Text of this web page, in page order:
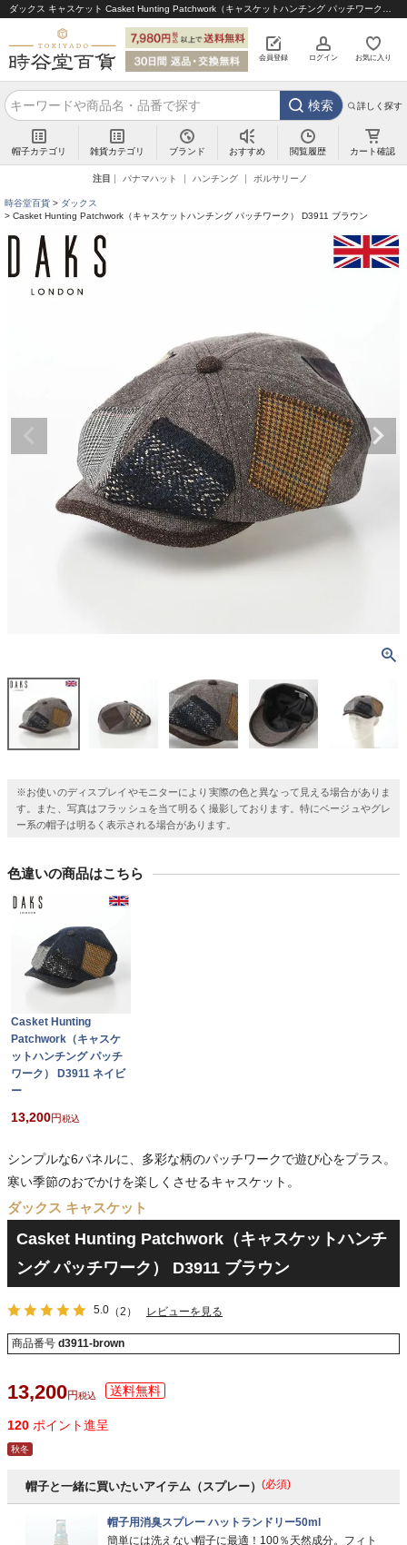
会員登録 ログイン お気に入り
検索 詳しく探す
帽子カテゴリ 雑貨カテゴリ ブランド おすすめ 閲覧履歴 カート確認
注目 パナマハット ハンチング ボルサリーノ
時谷堂百貨
ダックス
Casket Hunting Patchwork（キャスケットハンチング パッチワーク） D3911 ブラウン
※お使いのディスプレイやモニターにより実際の色と異なって見える場合がありま
す。また、写真はフラッシュを当て明るく撮影しております。特にベージュやグレ
ー系の帽子は明るく表示される場合があります。
色違いの商品はこちら
Casket Hunting
Patchwork（キャスケ
ットハンチング パッチ
ワーク） D3911 ネイビ
ー
13,200 税込
シンプルな6パネルに、多彩な柄のパッチワークで遊び心をプラス。
寒い季節のおでかけを楽しくさせるキャスケット。
ダックス キャスケット
Casket Hunting Patchwork（キャスケットハンチ
ング パッチワーク） D3911 ブラウン
5.0 （2） レビューを見る
商品番号 d3911-brown
13,200 税込
120 ポイント進呈
秋冬
帽子と一緒に買いたいアイテム（スプレー） (必須)
帽子用消臭スプレー ハットランドリー50ml
簡単には洗えない帽子に最適！100％天然成分。フィト